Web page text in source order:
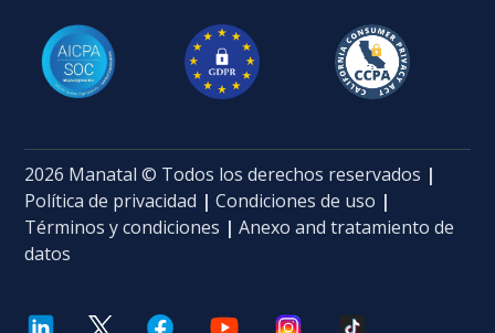
2026 Manatal © Todos los derechos reservados |
Política de privacidad |Condiciones de uso |
Términos y condiciones | Anexo and tratamiento de
datos